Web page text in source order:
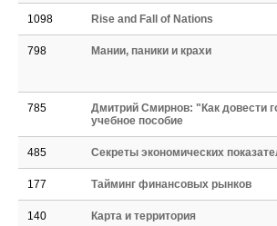
Дмитрий Смирнов: "Как
довести государство до
Секреты
1098 Rise and Fall of Nations
798 Мании, паники и крахи
785
Дмитрий Смирнов: "Как довести
учебное пособие
485 Секреты экономических
177 Тайминг финансовых рынков
140 Карта и территория